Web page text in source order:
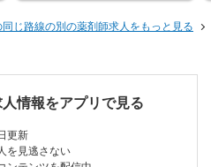
同じ路線の別の薬剤師求人をもっと見る
情報をアプリで見る
更新
を見逃さない